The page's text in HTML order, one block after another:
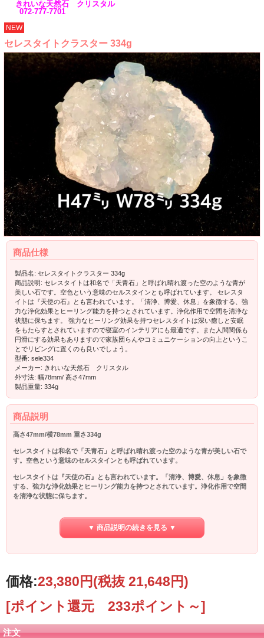
きれいな天然石 クリスタル
072-777-7701
NEW
セレスタイトクラスター 334g
商品仕様
製品名: セレスタイトクラスター 334g
商品説明: セレスタイトは和名で「天青石」と呼ばれ晴れ渡った空のような青が
美しい石です。空色という意味のセルスタインとも呼ばれています。 セレスタ
イトは『天使の石』とも言われています。「清浄、博愛、休息」を象徴する、強
力な浄化効果とヒーリング能力を持つとされています。浄化作用で空間を清浄な
状態に保ちます。 強力なヒーリング効果を持つセレスタイトは深い癒しと安眠
をもたらすとされていますので寝室のインテリアにも最適です。また人間関係も
円滑にする効果もありますので家族団らんやコミュニケーションの向上というこ
とでリビングに置くのも良いでしょう。
型番: sele334
メーカー: きれいな天然石 クリスタル
外寸法: 幅78mm/ 高さ47mm
製品重量: 334g
商品説明
高さ47mm/横78mm 重さ334g
セレスタイトは和名で「天青石」と呼ばれ晴れ渡った空のような青が美しい石で
す。空色という意味のセルスタインとも呼ばれています。
セレスタイトは『天使の石』とも言われています。「清浄、博愛、休息」を象徴
する、強力な浄化効果とヒーリング能力を持つとされています。浄化作用で空間
を清浄な状態に保ちます。
いますので寝室のインテリアにも最適です。また人間関係も円滑にする効果もあ
りますので家族団らんやコミュニケーションの向上ということでリビングに置く
のも良いでしょう。
・精神的安定をもたらす
・心を解放し安らぎを与えてくれる
・恋人や夫婦関係を円滑にする
・安眠効果のセレスタイトクラスターを寝室に置きましょう
▼ 商品説明の続きを見る ▼
価格:23,380円(税抜 21,648円)
[ポイント還元 233ポイント～]
注文